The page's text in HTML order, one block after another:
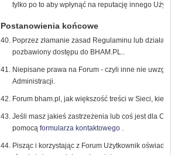
tylko po to aby wpłynąć na reputację innego
Postanowienia końcowe
Poprzez złamanie zasad Regulaminu lub
pozbawiony dostępu do BHAM.PL..
Niepisane prawa na Forum - czyli inne nie
Administracji.
Forum bham.pl, jak większość treści w Sieci,
Jeśli masz jakieś zastrzeżenia lub coś jest dla
pomocą formularza kontaktowego.
Pisząc i korzystając z Forum Użytkownik